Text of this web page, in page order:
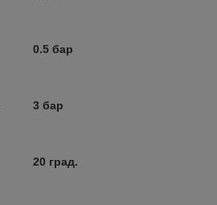
0.5 бар
3 бар
20 град.